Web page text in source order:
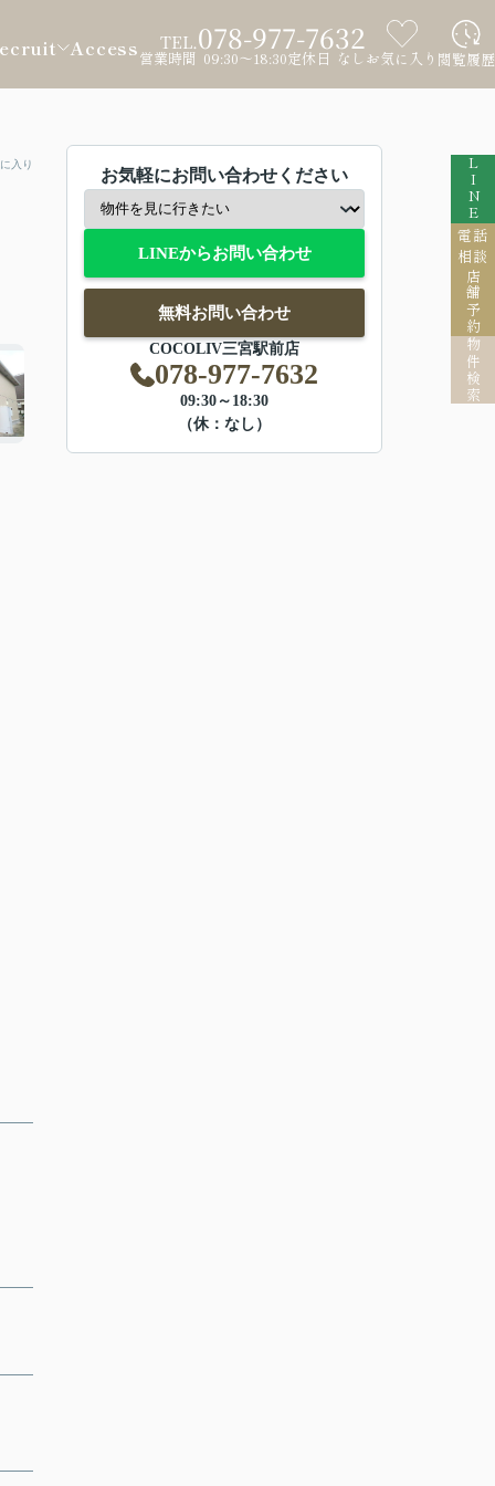
Access TEL.078-977-7632
営業時間 09:30～18:30定休日 なし お気に入り 閲覧履歴
LINE
電話
相談
店舗予約
物件検索
入り
お気軽にお問い合わせください
LINEからお問い合わせ
無料お問い合わせ
COCOLIV三宮駅前店
078-977-7632
09:30～18:30
（休：なし）